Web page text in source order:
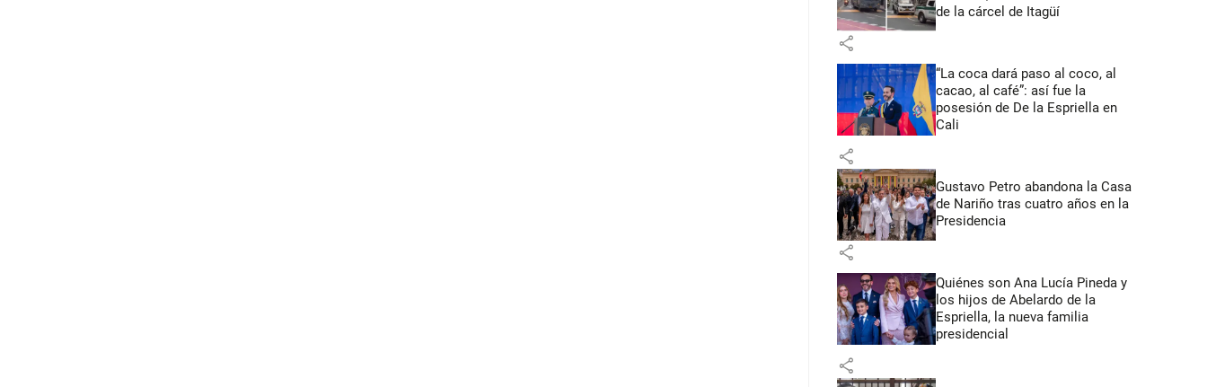
de la cárcel de Itagüí
share
“La coca dará paso al coco, al
cacao, al café”: así fue la
posesión de De la Espriella en
Cali
share
Gustavo Petro abandona la Casa
de Nariño tras cuatro años en la
Presidencia
share
Quiénes son Ana Lucía Pineda y
los hijos de Abelardo de la
Espriella, la nueva familia
presidencial
share